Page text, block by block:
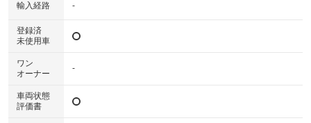
輸入経路 -
登録済
未使用車
ワン
オーナー
-
車両状態
評価書